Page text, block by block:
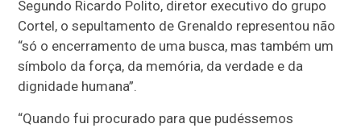
Segundo Ricardo Polito, diretor executivo do grupo
Cortel, o sepultamento de Grenaldo representou não
“só o encerramento de uma busca, mas também um
símbolo da força, da memória, da verdade e da
dignidade humana”.
“Quando fui procurado para que pudéssemos